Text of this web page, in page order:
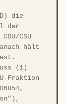
die
der
CSU
hält
(1)
Fraktion